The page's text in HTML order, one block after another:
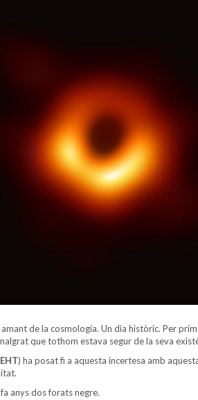
de la cosmologia. Un dia històric. Per
que tothom estava segur de la seva
EHT) ha posat fi a aquesta incertesa amb
anys dos forats negre.